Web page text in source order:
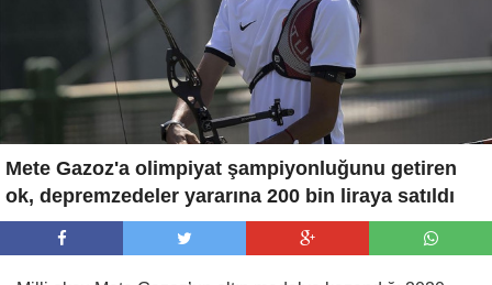
Mete Gazoz'a olimpiyat şampiyonluğunu getiren
ok, depremzedeler yararına 200 bin liraya satıldı